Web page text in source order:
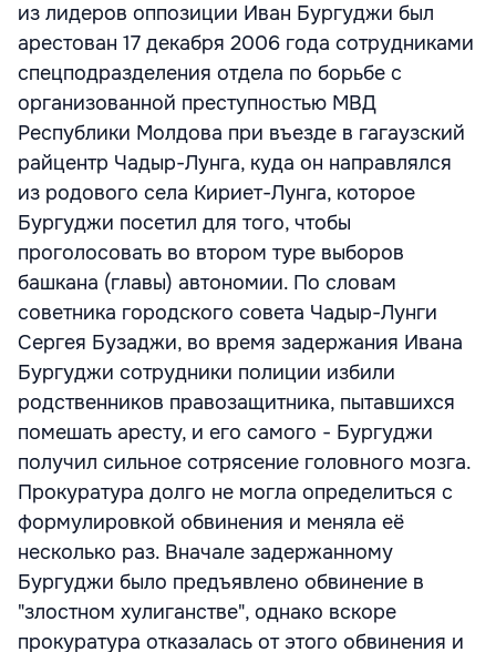
из лидеров оппозиции Иван Бургуджи был
арестован 17 декабря 2006 года сотрудниками
спецподразделения отдела по борьбе с
организованной преступностью МВД
Республики Молдова при въезде в гагаузский
райцентр Чадыр-Лунга, куда он направлялся
из родового села Кириет-Лунга, которое
Бургуджи посетил для того, чтобы
проголосовать во втором туре выборов
башкана (главы) автономии. По словам
советника городского совета Чадыр-Лунги
Сергея Бузаджи, во время задержания Ивана
Бургуджи сотрудники полиции избили
родственников правозащитника, пытавшихся
помешать аресту, и его самого - Бургуджи
получил сильное сотрясение головного мозга.
Прокуратура долго не могла определиться с
формулировкой обвинения и меняла её
несколько раз. Вначале задержанному
Бургуджи было предъявлено обвинение в
"злостном хулиганстве", однако вскоре
прокуратура отказалась от этого обвинения и